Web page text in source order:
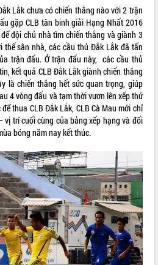
Lắk chưa có chiến thắng nào với 2 trận
gặp CLB tân binh giải Hạng Nhất 2016
đội chủ nhà tìm chiến thắng và giành 3
thế sân nhà, các cầu thủ Đắk Lắk đã tấn
trận đấu. Ở trận đấu này, các cầu thủ
kết quả CLB Đắk Lắk giành chiến thắng
là chiến thắng hết sức quan trọng, giúp
4 vòng đấu và tạm thời vươn lên xếp thứ
thua CLB Đắk Lắk, CLB Cà Mau mới chỉ
vị trí cuối cùng của bảng xếp hạng và đối
bóng năm nay kết thúc.